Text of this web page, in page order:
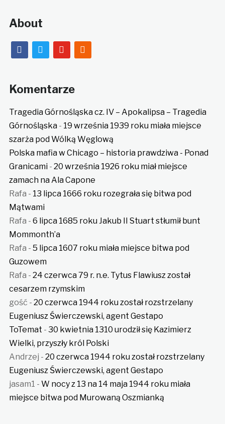
About
facebooktwitter youtube
rss
Komentarze
Tragedia Górnośląska cz. IV – Apokalipsa – Tragedia
Górnośląska- 19 września 1939 roku miała miejsce
szarża pod Wólką Węglową
Polska mafia w Chicago – historia prawdziwa - Ponad
Granicami- 20 września 1926 roku miał miejsce
zamach na Ala Capone
Rafa - 13 lipca 1666 roku rozegrała się bitwa pod
Mątwami
Rafa - 6 lipca 1685 roku Jakub II Stuart stłumił bunt
Mommonth’a
Rafa - 5 lipca 1607 roku miała miejsce bitwa pod
Guzowem
Rafa - 24 czerwca 79 r. n.e. Tytus Flawiusz został
cesarzem rzymskim
gość - 20 czerwca 1944 roku został rozstrzelany
Eugeniusz Świerczewski, agent Gestapo
ToTemat - 30 kwietnia 1310 urodził się Kazimierz
Wielki, przyszły król Polski
Andrzej - 20 czerwca 1944 roku został rozstrzelany
Eugeniusz Świerczewski, agent Gestapo
jasam1 - W nocy z 13 na 14 maja 1944 roku miała
miejsce bitwa pod Murowaną Oszmianką